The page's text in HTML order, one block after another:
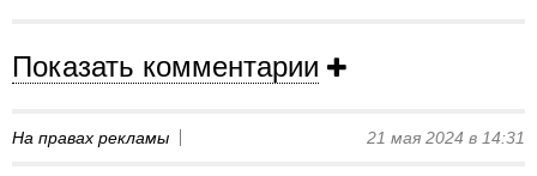
Показать комментарии
На правах рекламы 21 мая 2024 в 14:31